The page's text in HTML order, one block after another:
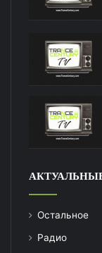
Остальное
Радио